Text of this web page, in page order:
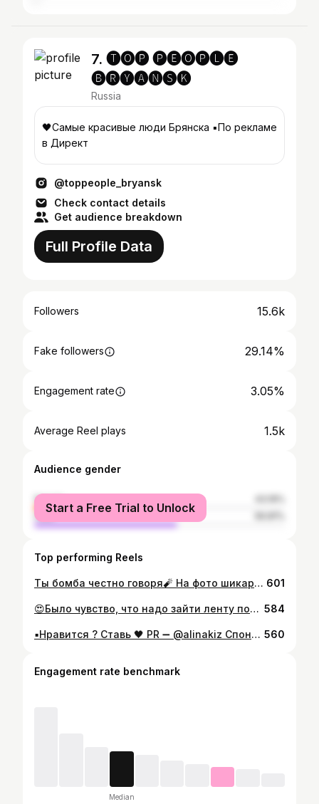
7. 🅣🅞🅟 🅟🅔🅞🅟🅛🅔
🅑🅡🅨🅐🅝🅢🅚
Russia
🖤Самые красивые люди Брянска ▪️По рекламе
в Директ
@toppeople_bryansk
Check contact details
Get audience breakdown
Full Profile Data
Followers 15.6k
Fake followers 29.14%
Engagement rate 3.05%
Average Reel plays 1.5k
Audience gender
female
male
Start a Free Trial to Unlock
Top performing Reels
Ты бомба честно говоря🧨 На фото шикарная 👉🏻@32polin4ik32 🤤 #красивыедевушки #брянск #топ #красивыелюди #followforfollowback #toppeople #followforlike #like #supergirl #girls #likeme #likesforlike #брянскаяобласть #орлик #брянск32 #москва #tøp #сельцо #сураж #унеча #почеп #клинцы #followers #красивыелюди #аэропарк #бумсити 601
😍Было чувство, что надо зайти ленту полистать, и неспроста: у тебя ещё один фотографический шедевр, а ты на нём, как всегда, лучше всех 🌞 584
▪️Нравится ? Ставь 🖤 PR ➖ @alinakiz Спонсор публикации ➖ @news_bryansk32 560
Engagement rate benchmark
Median